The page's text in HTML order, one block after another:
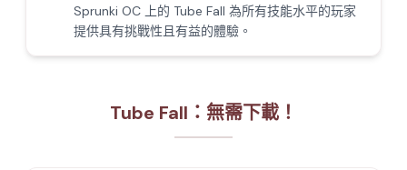
Sprunki OC 上的 Tube Fall 為所有技能水平的玩家
提供具有挑戰性且有益的體驗。
Tube Fall：無需下載！